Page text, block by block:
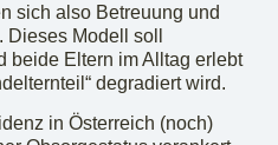
sich also Betreuung und
Modell soll
beide Eltern im Alltag erlebt
degradiert wird.
in Österreich (noch)